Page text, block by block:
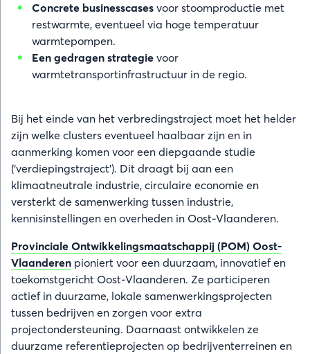
Concrete businesscases voor stoomproductie met
restwarmte, eventueel via hoge temperatuur
warmtepompen.
Een gedragen strategie voor
warmtetransportinfrastructuur in de regio.
Bij het einde van het verbredingstraject moet het helder
zijn welke clusters eventueel haalbaar zijn en in
aanmerking komen voor een diepgaande studie
(‘verdiepingstraject’). Dit draagt bij aan een
klimaatneutrale industrie, circulaire economie en
versterkt de samenwerking tussen industrie,
kennisinstellingen en overheden in Oost-Vlaanderen.
Provinciale Ontwikkelingsmaatschappij (POM) Oost-
Vlaanderen pioniert voor een duurzaam, innovatief en
toekomstgericht Oost-Vlaanderen. Ze participeren
actief in duurzame, lokale samenwerkingsprojecten
tussen bedrijven en zorgen voor extra
projectondersteuning. Daarnaast ontwikkelen ze
duurzame referentieprojecten op bedrijventerreinen en